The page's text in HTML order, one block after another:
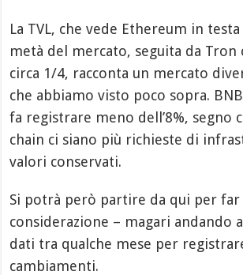
La TVL, che vede Ethereum in
metà del mercato, seguita da Tron
circa 1/4, racconta un mercato
che abbiamo visto poco sopra.
fa registrare meno dell’8%, segno
chain ci siano più richieste di
valori conservati.
Si potrà però partire da qui per far
considerazione – magari andando
dati tra qualche mese per
cambiamenti.